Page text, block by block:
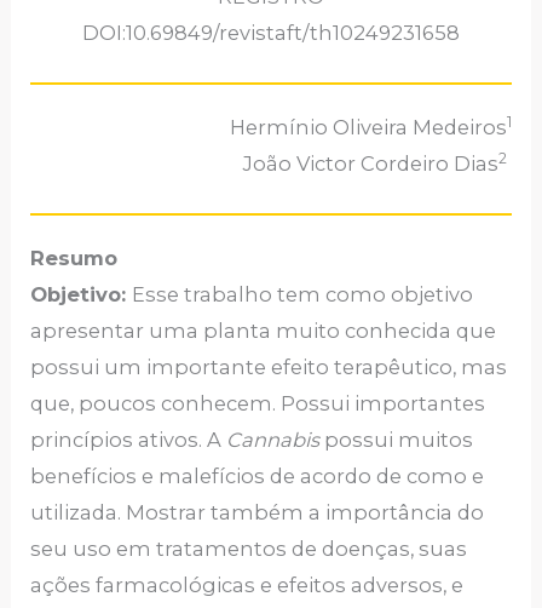
DOI:10.69849/revistaft/th10249231658
Hermínio Oliveira Medeiros1
João Victor Cordeiro Dias2
Resumo
Objetivo: Esse trabalho tem como objetivo
apresentar uma planta muito conhecida que
possui um importante efeito terapêutico, mas
que, poucos conhecem. Possui importantes
princípios ativos. A Cannabis possui muitos
benefícios e malefícios de acordo de como e
utilizada. Mostrar também a importância do
seu uso em tratamentos de doenças, suas
ações farmacológicas e efeitos adversos, e